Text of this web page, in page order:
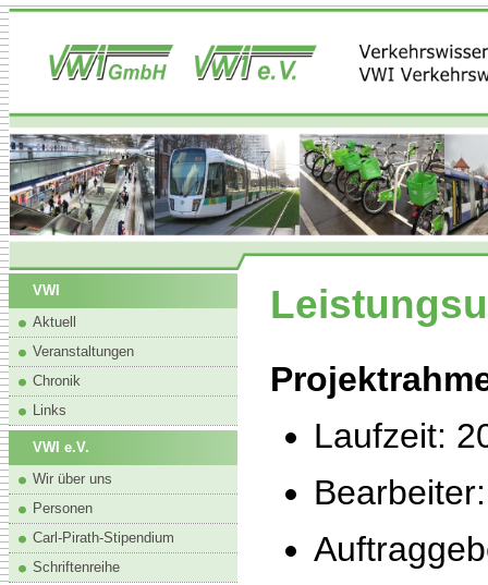
VWI
Aktuell
Veranstaltungen
Chronik
Links
VWI e.V.
Wir über uns
Personen
Carl-Pirath-Stipendium
Schriftenreihe
Laufzeit: